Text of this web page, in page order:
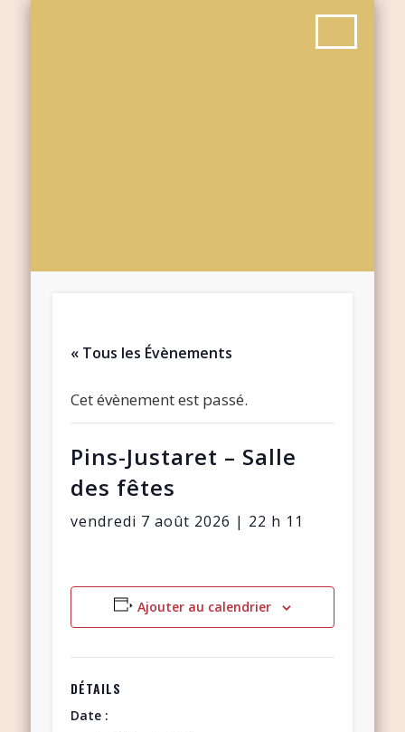
« Tous les Évènements
Cet évènement est passé.
Pins-Justaret – Salle
des fêtes
vendredi 7 août 2026 | 22 h 11
Ajouter au calendrier
DÉTAILS
Date :